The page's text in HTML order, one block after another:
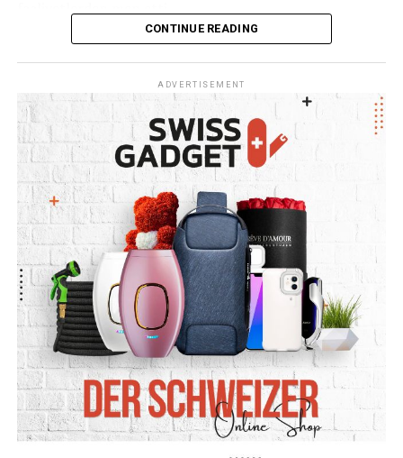
Ceará Sivil Polisi de olayla ilgili soruşturma başlattı.
CONTINUE READING
ADVERTISEMENT